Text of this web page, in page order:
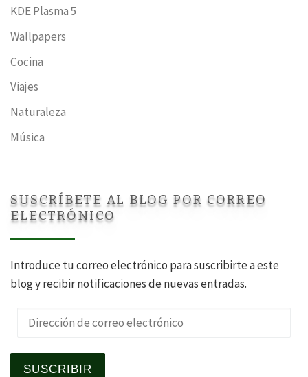
KDE Plasma 5
Wallpapers
Cocina
Viajes
Naturaleza
Música
SUSCRÍBETE AL BLOG POR CORREO
ELECTRÓNICO
Introduce tu correo electrónico para suscribirte a este
blog y recibir notificaciones de nuevas entradas.
Dirección de correo electrónico
SUSCRIBIR